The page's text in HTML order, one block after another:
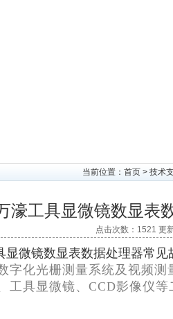
当前位置： 首页 > 技术
濠工具显微镜数显表
点击次数：1521 更
显微镜数显表数据处理器常见
字化光栅测量系统及视频
工具显微镜、CCD影像仪等